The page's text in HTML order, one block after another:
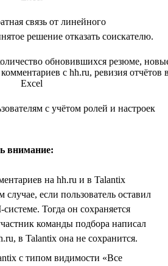
связь от линейного
решение отказать соискателю.
с учётом ролей и настроек
внимание:
на hh.ru и в Talantix
случае, если пользователь оставил
Тогда он сохраняется
команды подбора написал
в Talantix она не сохранится.
с типом видимости «Все